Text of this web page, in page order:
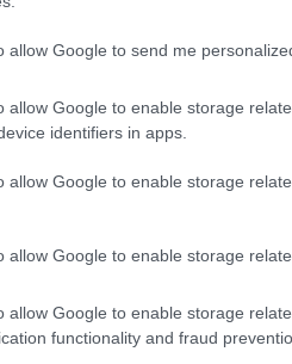
allow Google to send me
allow Google to enable storage
identifiers in apps.
allow Google to enable storage
allow Google to enable storage
allow Google to enable storage
functionality and fraud
+39 345 356 7512
news da